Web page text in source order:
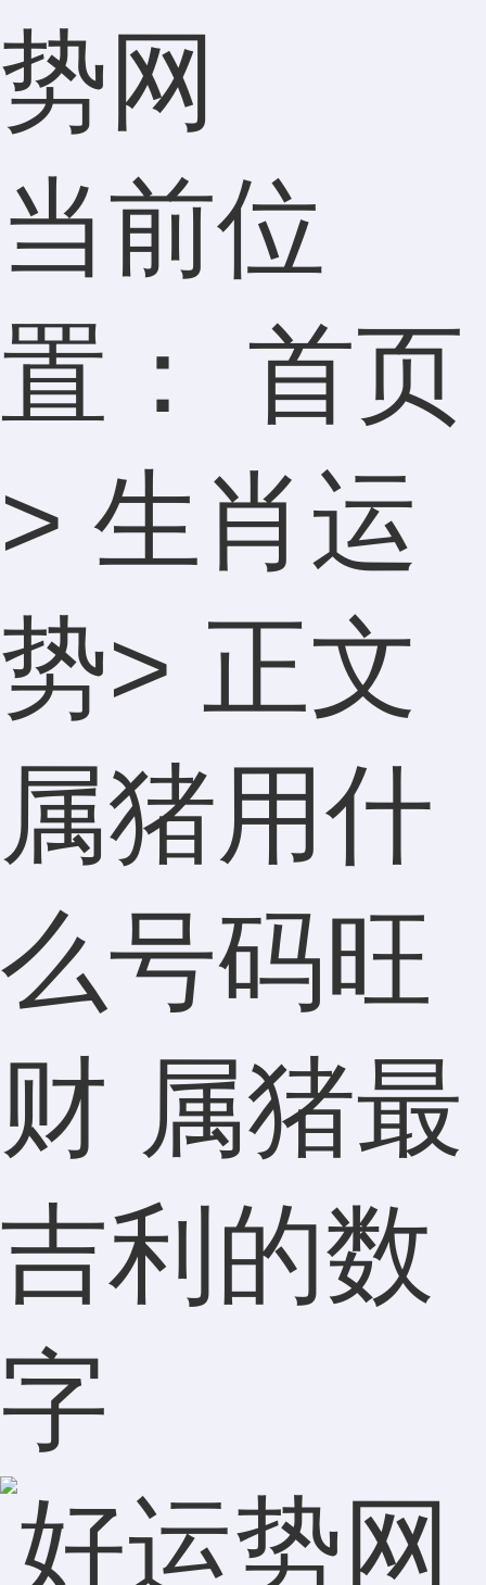
势网
当前位
置： 首页
> 生肖运
势> 正文
属猪用什
么号码旺
财 属猪最
吉利的数
字